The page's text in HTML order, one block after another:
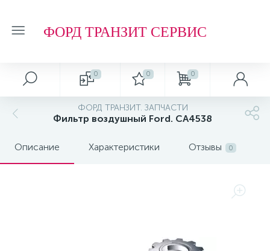
ФОРД ТРАНЗИТ СЕРВИС
0 0 0
ФОРД ТРАНЗИТ. ЗАПЧАСТИ
Фильтр воздушный Ford. CA4538
Описание Характеристики Отзывы 0